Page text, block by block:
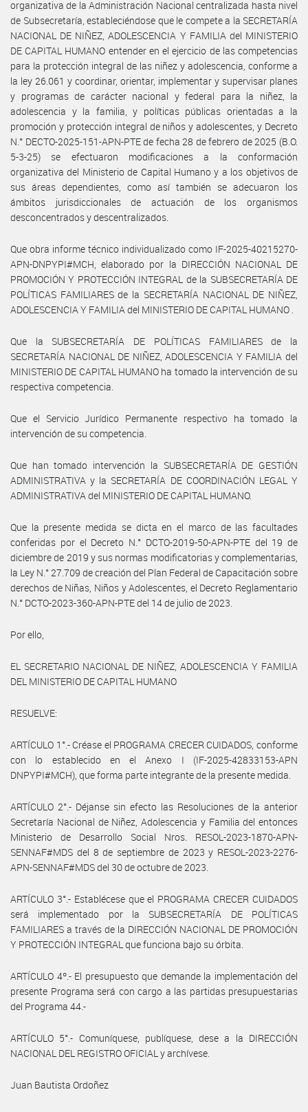
organizativa de la Administración Nacional centralizada hasta nivel
de Subsecretaría, estableciéndose que le compete a la SECRETARÍA
NACIONAL DE NIÑEZ, ADOLESCENCIA Y FAMILIA del MINISTERIO
DE CAPITAL HUMANO entender en el ejercicio de las competencias
para la protección integral de las niñez y adolescencia, conforme a
la ley 26.061 y coordinar, orientar, implementar y supervisar planes
y programas de carácter nacional y federal para la niñez, la
adolescencia y la familia, y políticas públicas orientadas a la
promoción y protección integral de niños y adolescentes, y Decreto
N.° DECTO-2025-151-APN-PTE de fecha 28 de febrero de 2025 (B.O.
5-3-25) se efectuaron modificaciones a la conformación
organizativa del Ministerio de Capital Humano y a los objetivos de
sus áreas dependientes, como así también se adecuaron los
ámbitos jurisdiccionales de actuación de los organismos
desconcentrados y descentralizados.
Que obra informe técnico individualizado como IF-2025-40215270-
APN-DNPYPI#MCH, elaborado por la DIRECCIÓN NACIONAL DE
PROMOCIÓN Y PROTECCIÓN INTEGRAL de la SUBSECRETARÍA DE
POLÍTICAS FAMILIARES de la SECRETARÍA NACIONAL DE NIÑEZ,
ADOLESCENCIA Y FAMILIA del MINISTERIO DE CAPITAL HUMANO .
Que la SUBSECRETARÍA DE POLÍTICAS FAMILIARES de la
SECRETARÍA NACIONAL DE NIÑEZ, ADOLESCENCIA Y FAMILIA del
MINISTERIO DE CAPITAL HUMANO ha tomado la intervención de su
respectiva competencia.
Que el Servicio Jurídico Permanente respectivo ha tomado la
intervención de su competencia.
Que han tomado intervención la SUBSECRETARÍA DE GESTIÓN
ADMINISTRATIVA y la SECRETARÍA DE COORDINACIÓN LEGAL Y
ADMINISTRATIVA del MINISTERIO DE CAPITAL HUMANO.
Que la presente medida se dicta en el marco de las facultades
conferidas por el Decreto N.° DCTO-2019-50-APN-PTE del 19 de
diciembre de 2019 y sus normas modificatorias y complementarias,
la Ley N.° 27.709 de creación del Plan Federal de Capacitación sobre
derechos de Niñas, Niños y Adolescentes, el Decreto Reglamentario
N.° DCTO-2023-360-APN-PTE del 14 de julio de 2023.
Por ello,
EL SECRETARIO NACIONAL DE NIÑEZ, ADOLESCENCIA Y FAMILIA
DEL MINISTERIO DE CAPITAL HUMANO
RESUELVE:
ARTÍCULO 1°.- Créase el PROGRAMA CRECER CUIDADOS, conforme
con lo establecido en el Anexo I (IF-2025-42833153-APN
DNPYPI#MCH), que forma parte integrante de la presente medida.
ARTÍCULO 2°.- Déjanse sin efecto las Resoluciones de la anterior
Secretaría Nacional de Niñez, Adolescencia y Familia del entonces
Ministerio de Desarrollo Social Nros. RESOL-2023-1870-APN-
SENNAF#MDS del 8 de septiembre de 2023 y RESOL-2023-2276-
APN-SENNAF#MDS del 30 de octubre de 2023.
ARTÍCULO 3°.- Establécese que el PROGRAMA CRECER CUIDADOS
será implementado por la SUBSECRETARÍA DE POLÍTICAS
FAMILIARES a través de la DIRECCIÓN NACIONAL DE PROMOCIÓN
Y PROTECCIÓN INTEGRAL que funciona bajo su órbita.
ARTÍCULO 4º.- El presupuesto que demande la implementación del
presente Programa será con cargo a las partidas presupuestarias
del Programa 44.-
ARTÍCULO 5°.- Comuníquese, publíquese, dese a la DIRECCIÓN
NACIONAL DEL REGISTRO OFICIAL y archívese.
Juan Bautista Ordoñez